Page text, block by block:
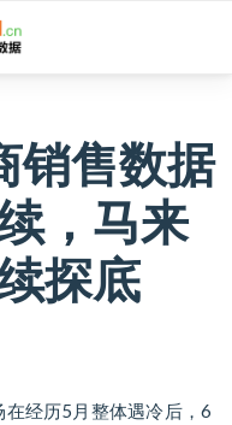
销售数据
，马来
探底
经历5月整体遇冷后，6